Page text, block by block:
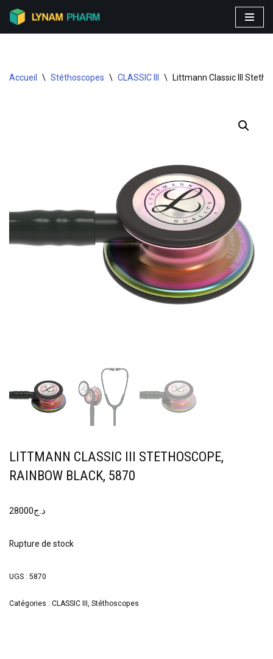
Aller
Accueil \ Stéthoscopes \ CLASSIC III \ Littmann Classic III
LITTMANN CLASSIC III STETHOSCOPE,
RAINBOW BLACK, 5870
د.ج28000
Rupture de stock
UGS : 5870
Catégories : CLASSIC III , Stéthoscopes